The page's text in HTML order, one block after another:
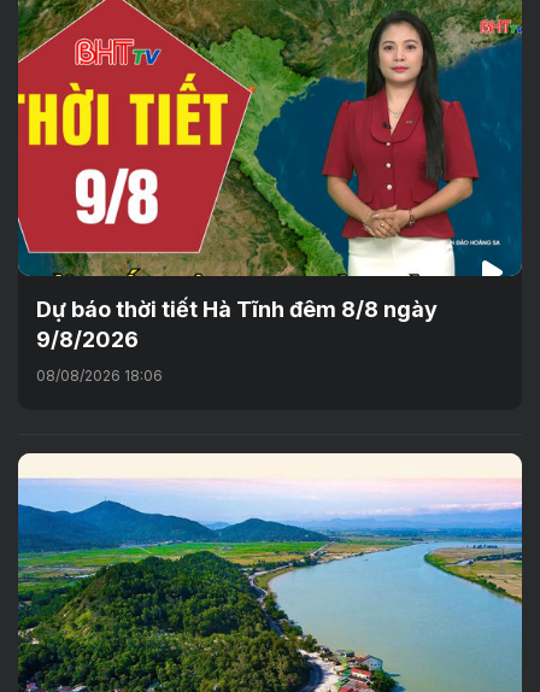
Dự báo thời tiết Hà Tĩnh đêm 8/8 ngày
9/8/2026
08/08/2026 18:06